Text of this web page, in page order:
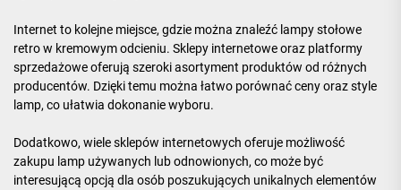
Internet to kolejne miejsce, gdzie można znaleźć lampy stołowe
retro w kremowym odcieniu. Sklepy internetowe oraz platformy
sprzedażowe oferują szeroki asortyment produktów od różnych
producentów. Dzięki temu można łatwo porównać ceny oraz style
lamp, co ułatwia dokonanie wyboru.
Dodatkowo, wiele sklepów internetowych oferuje możliwość
zakupu lamp używanych lub odnowionych, co może być
interesującą opcją dla osób poszukujących unikalnych elementów